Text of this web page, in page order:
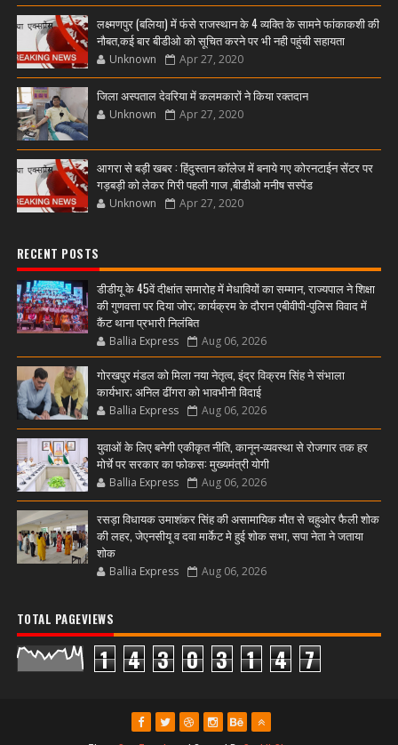
लक्ष्मणपुर (बलिया) में फंसे राजस्थान के 4 व्यक्ति के सामने फांकाकशी की
नौबत,कई बार बीडीओ को सूचित करने पर भी नही पहुंची सहायता
Unknown Apr 27, 2020
जिला अस्पताल देवरिया में कलमकारों ने किया रक्तदान
Unknown Apr 27, 2020
आगरा से बड़ी खबर : हिंदुस्तान कॉलेज में बनाये गए कोरनटाईन सेंटर पर
गड़बड़ी को लेकर गिरी पहली गाज ,बीडीओ मनीष सस्पेंड
Unknown Apr 27, 2020
RECENT POSTS
डीडीयू के 45वें दीक्षांत समारोह में मेधावियों का सम्मान, राज्यपाल ने शिक्षा
की गुणवत्ता पर दिया जोर; कार्यक्रम के दौरान एबीवीपी-पुलिस विवाद में
कैंट थाना प्रभारी निलंबित
Ballia Express Aug 06, 2026
गोरखपुर मंडल को मिला नया नेतृत्व, इंद्र विक्रम सिंह ने संभाला
कार्यभार; अनिल ढींगरा को भावभीनी विदाई
Ballia Express Aug 06, 2026
युवाओं के लिए बनेगी एकीकृत नीति, कानून-व्यवस्था से रोजगार तक हर
मोर्चे पर सरकार का फोकस: मुख्यमंत्री योगी
Ballia Express Aug 06, 2026
रसड़ा विधायक उमाशंकर सिंह की असामायिक मौत से चहुओर फैली शोक
की लहर, जेएनसीयू व दवा मार्केट मे हुई शोक सभा, सपा नेता ने जताया
शोक
Ballia Express Aug 06, 2026
TOTAL PAGEVIEWS
1 4 3 0 3 1 4 7